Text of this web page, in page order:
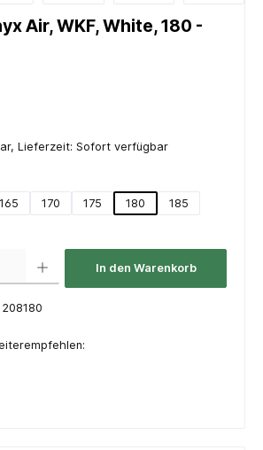
Air, WKF, White, 180 -
Lieferzeit: Sofort verfügbar
165 170 175 180
185
In den Warenkorb
208180